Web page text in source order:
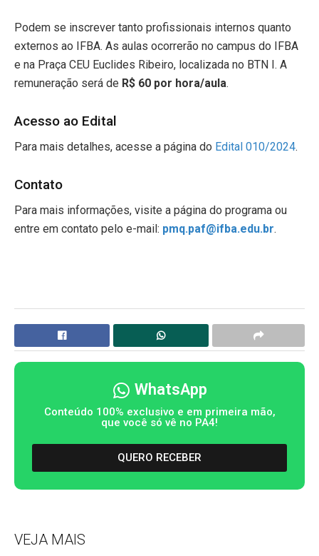
Podem se inscrever tanto profissionais internos quanto
externos ao IFBA. As aulas ocorrerão no campus do IFBA
e na Praça CEU Euclides Ribeiro, localizada no BTN I. A
remuneração será de R$ 60 por hora/aula.
Acesso ao Edital
Para mais detalhes, acesse a página do Edital 010/2024.
Contato
Para mais informações, visite a página do programa ou
entre em contato pelo e-mail: pmq.paf@ifba.edu.br.
WhatsApp
Conteúdo 100% exclusivo e em primeira mão,
que você só vê no PA4!
QUERO RECEBER
VEJA MAIS